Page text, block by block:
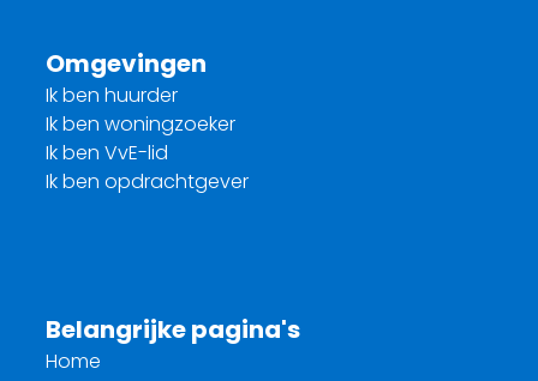
Omgevingen
Ik ben huurder
Ik ben woningzoeker
Ik ben VvE-lid
Ik ben opdrachtgever
Belangrijke pagina's
Home